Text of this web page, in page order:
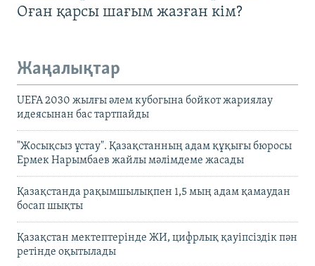
Оған қарсы шағым жазған кім?
Жаңалықтар
UEFA 2030 жылғы әлем кубогына бойкот жариялау
идеясынан бас тартпайды
"Жосықсыз ұстау". Қазақстанның адам құқығы бюросы
Ермек Нарымбаев жайлы мәлімдеме жасады
Қазақстанда рақымшылықпен 1,5 мың адам қамаудан
босап шықты
Қазақстан мектептерінде ЖИ, цифрлық қауіпсіздік пән
ретінде оқытылады